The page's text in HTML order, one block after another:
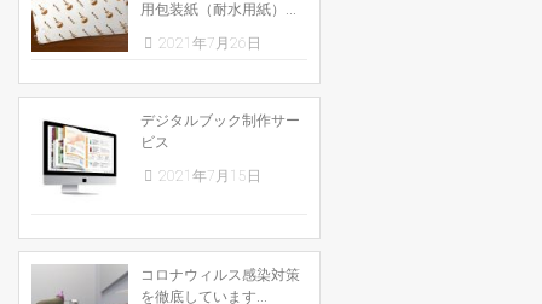
用包装紙（耐水用紙）...
2021年7月26日
デジタルブック制作サー
ビス
2021年7月15日
コロナウィルス感染対策
を徹底しています...